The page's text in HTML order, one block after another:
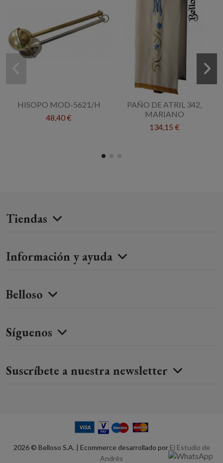
HISOPO MOD-5621/H
48,40 €
PAÑO DE ATRIL 342,
MARIANO
134,15 €
Tiendas
Información y ayuda
Belloso
Síguenos
Suscríbete a nuestra newsletter
2026 © Belloso S.A. | Ecommerce desarrollado porEl Estudio de
Andrés